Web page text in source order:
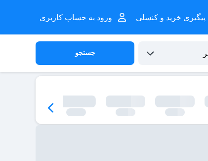
پیگیری خرید و کنسلی ورود به حساب کاربری
جستجو